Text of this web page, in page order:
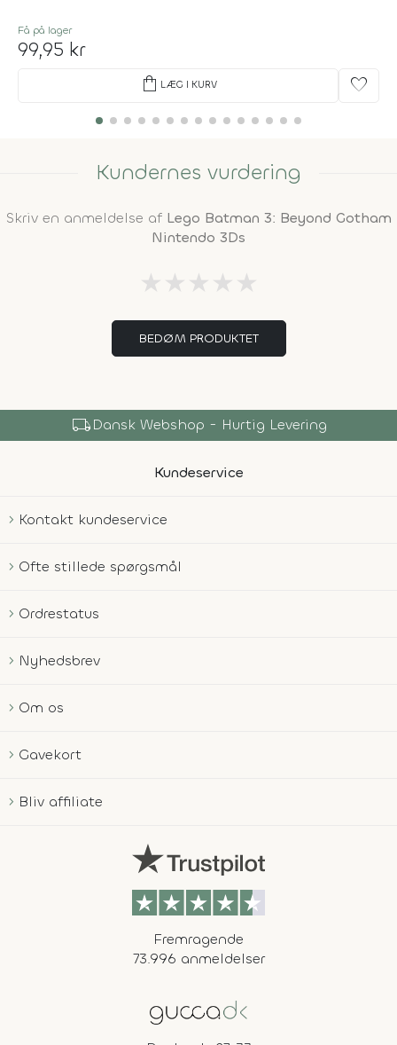
Få på lager
99,95 kr
shopping_bag LÆG I KURV favorite
Kundernes vurdering
Skriv en anmeldelse af Lego Batman 3: Beyond Gotham
Nintendo 3Ds
★ ★ ★ ★ ★
BEDØM PRODUKTET
local_shippingDansk Webshop - Hurtig Levering
Kundeservice
Kontakt kundeservice
Ofte stillede spørgsmål
Ordrestatus
Nyhedsbrev
Om os
Gavekort
Bliv affiliate
Fremragende
73.996 anmeldelser